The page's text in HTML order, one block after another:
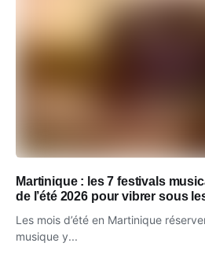
Martinique : les 7 festivals
de l’été 2026 pour vibrer sous
Les mois d’été en Martinique
musique y...